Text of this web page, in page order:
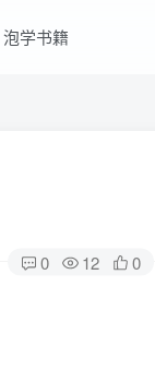
泡学书籍
0 12 0